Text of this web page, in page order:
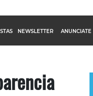
NEWSLETTER ANUNCIATE
Email